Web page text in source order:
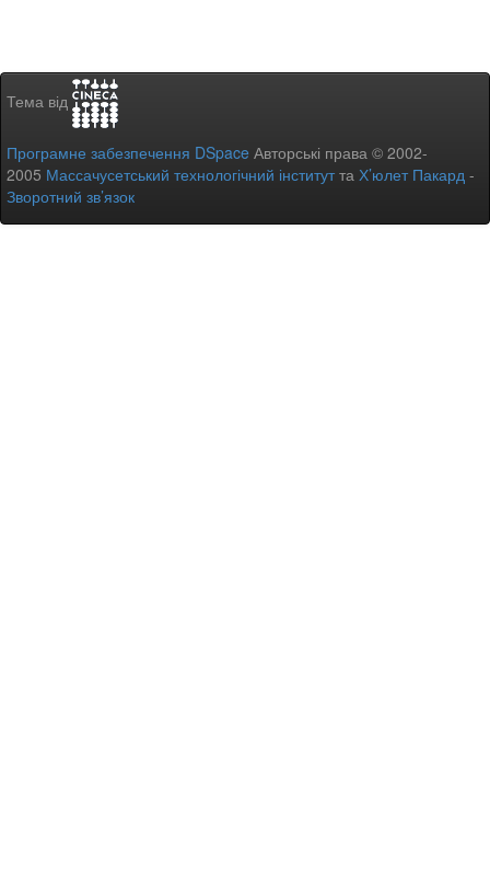
Тема від
Програмне забезпечення DSpace Авторські права © 2002-
2005 Массачусетський технологічний інститутта Х’юлет Пакард -
Зворотний зв’язок